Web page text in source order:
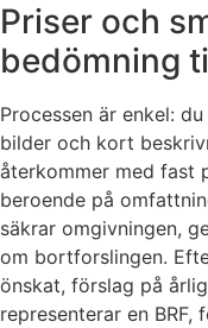
Priser och
bedömning
Processen är enkel:
bilder och kort
återkommer med fast
beroende på
säkrar omgivningen,
om bortforslingen.
önskat, förslag på
representerar en